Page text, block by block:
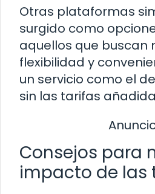
Otras plataformas
surgido como
aquellos que buscan
flexibilidad y
un servicio como el
sin las tarifas
Consejos para
impacto de las